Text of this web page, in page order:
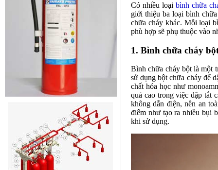
Có nhiều loại bình chữa
giới thiệu ba loại bình
chữa cháy khác. Mỗi loại
phù hợp sẽ phụ thuộc vào
1. Bình chữa cháy
Bình chữa cháy bột là một
sử dụng bột chữa cháy để
chất hóa học như
quả cao trong việc dập tắt
không dẫn điện, nên an
điểm như tạo ra nhiều bụi
khi sử dụng.